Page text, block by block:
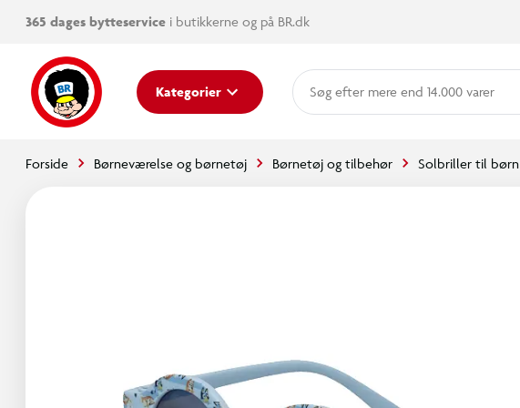
365 dages bytteservice i butikkerne og på BR.dk
Kategorier mere end 14.000 varer
Forside Børneværelse og børnetøj Børnetøj og tilbehør Solbriller til børn